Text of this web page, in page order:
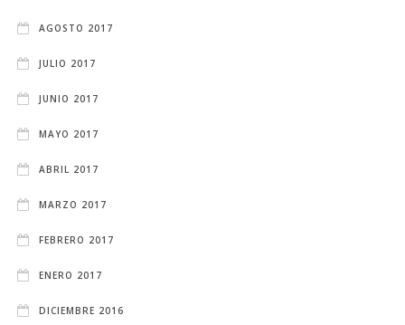
AGOSTO 2017
JULIO 2017
JUNIO 2017
MAYO 2017
ABRIL 2017
MARZO 2017
FEBRERO 2017
ENERO 2017
DICIEMBRE 2016